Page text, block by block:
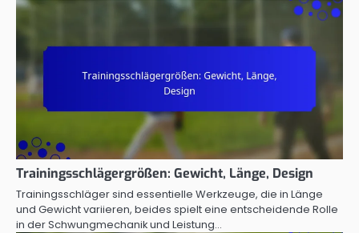
Trainingsschlägergrößen: Gewicht, Länge, Design
Trainingsschläger sind essentielle Werkzeuge, die in Länge
und Gewicht variieren, beides spielt eine entscheidende Rolle
in der Schwungmechanik und Leistung…